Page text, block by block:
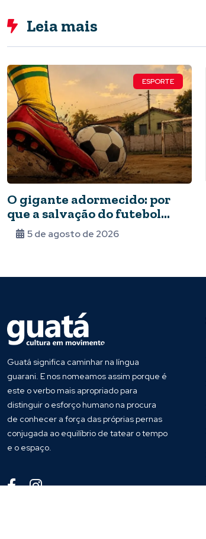
Leia mais
ESPORTE
O gigante adormecido: por
que a salvação do futebol
brasileiro depende do Estado
e da periferia
5 de agosto de 2026
Guatá significa caminhar na língua
guarani. E nos nomeamos assim porque é
este o verbo mais apropriado para
distinguir o esforço humano na procura
de conhecer a força das próprias pernas
conjugada ao equilíbrio de tatear o tempo
e o espaço.